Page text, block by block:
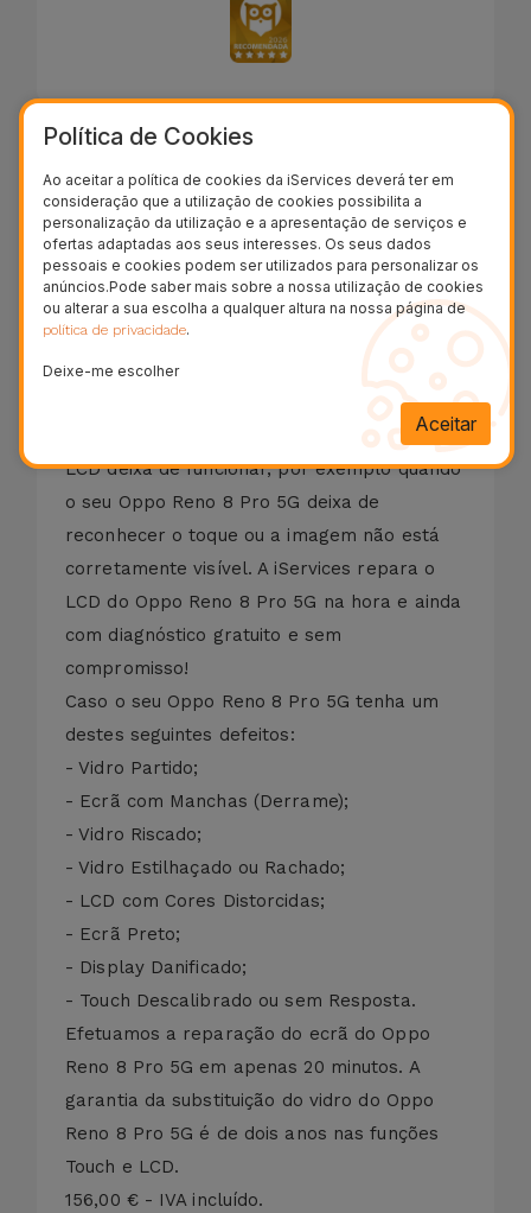
Descrição
Processo de Reparação
O ecrã partido ou danificado é um dos danos
físicos mais comuns em telemóveis ou outros
dispositivos móveis. Os danos de vidro do
Oppo Reno 8 Pro 5G são identificados como
vidro rachado ou mesmo quando apenas o
LCD deixa de funcionar, por exemplo quando
o seu Oppo Reno 8 Pro 5G deixa de
reconhecer o toque ou a imagem não está
corretamente visível. A iServices repara o
LCD do Oppo Reno 8 Pro 5G na hora e ainda
com diagnóstico gratuito e sem
compromisso!
Caso o seu Oppo Reno 8 Pro 5G tenha um
destes seguintes defeitos:
- Vidro Partido;
- Ecrã com Manchas (Derrame);
- Vidro Riscado;
- Vidro Estilhaçado ou Rachado;
- LCD com Cores Distorcidas;
- Ecrã Preto;
- Display Danificado;
- Touch Descalibrado ou sem Resposta.
Efetuamos a reparação do ecrã do Oppo
Reno 8 Pro 5G em apenas 20 minutos. A
garantia da substituição do vidro do Oppo
Reno 8 Pro 5G é de dois anos nas funções
Touch e LCD.
156,00 € - IVA incluído.
Política de Cookies
Ao aceitar a política de cookies da iServices deverá ter em
consideração que a utilização de cookies possibilita a
personalização da utilização e a apresentação de serviços e
ofertas adaptadas aos seus interesses. Os seus dados
pessoais e cookies podem ser utilizados para personalizar os
anúncios.Pode saber mais sobre a nossa utilização de cookies
ou alterar a sua escolha a qualquer altura na nossa página de
política de privacidade.
Deixe-me escolher
Aceitar